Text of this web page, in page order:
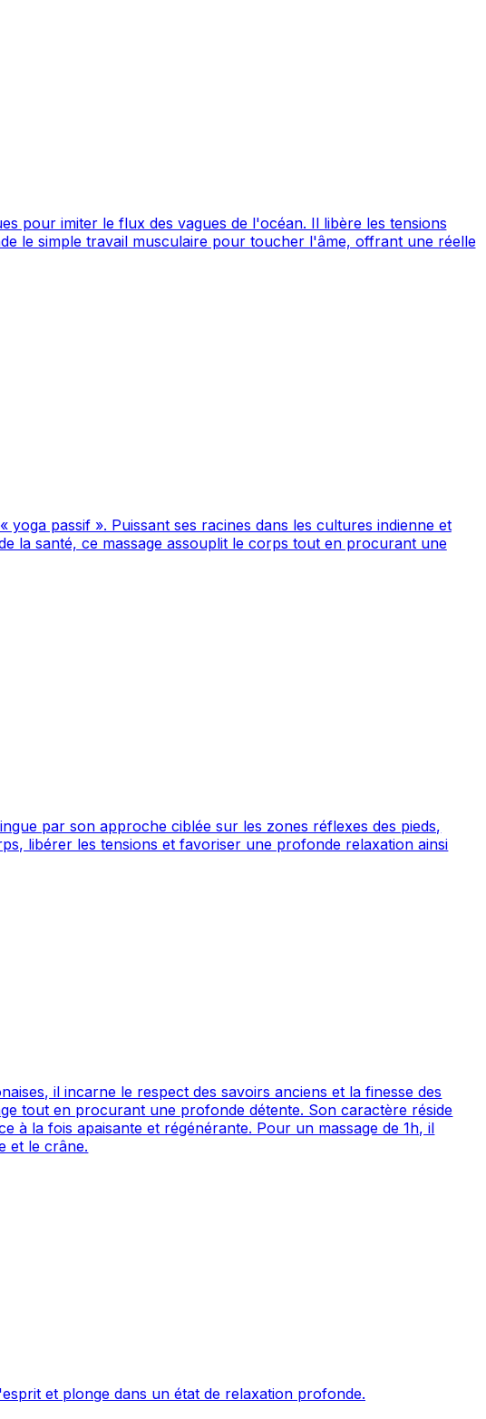
pour imiter le flux des vagues de l'océan. Il libère les tensions
le simple travail musculaire pour toucher l'âme, offrant une réelle
passif ». Puissant ses racines dans les cultures indienne et
la santé, ce massage assouplit le corps tout en procurant une
par son approche ciblée sur les zones réflexes des pieds,
libérer les tensions et favoriser une profonde relaxation ainsi
il incarne le respect des savoirs anciens et la finesse des
tout en procurant une profonde détente. Son caractère réside
à la fois apaisante et régénérante. Pour un massage de 1h, il
et le crâne.
et plonge dans un état de relaxation profonde.